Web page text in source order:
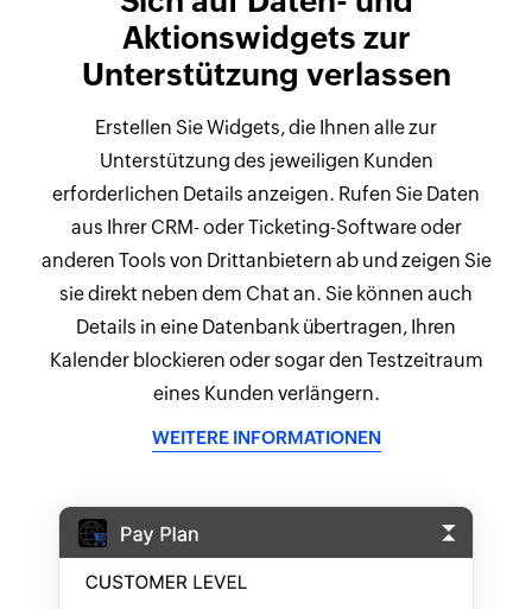
Aktionswidgets zur
Unterstützung verlassen
Erstellen Sie Widgets, die Ihnen alle zur
Unterstützung des jeweiligen Kunden
erforderlichen Details anzeigen. Rufen Sie Daten
aus Ihrer CRM- oder Ticketing-Software oder
anderen Tools von Drittanbietern ab und zeigen Sie
sie direkt neben dem Chat an. Sie können auch
Details in eine Datenbank übertragen, Ihren
Kalender blockieren oder sogar den Testzeitraum
eines Kunden verlängern.
WEITERE INFORMATIONEN